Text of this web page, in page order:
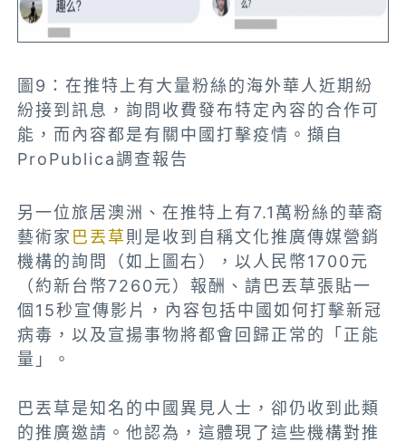
圖9：在推特上有大量粉絲的海外華人近期紛
紛接到訊息，詢問收費發布特定內容的合作可
能，而內容都是有關中國打擊疫情。擷自
ProPublica調查報告
另一位旅居澳洲、在推特上有7.1萬粉絲的華裔
藝術家 巴丟草則是收到自稱文化推廣傳媒營銷
機構的詢問（如上圖右），以人民幣1700元
（約新台幣7260元）報酬、請巴丟草張貼一
個15秒宣傳影片，內容包括中國如何打擊新冠
病毒，以及宣揚事物將都會回歸正常的「正能
量」。
巴丟草是知名的中國異見人士，卻仍收到此類
的推廣邀請。他認為，這體現了這些機構對推